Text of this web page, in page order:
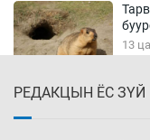
13
РЕДАКЦЫН ЁС ЗҮЙ